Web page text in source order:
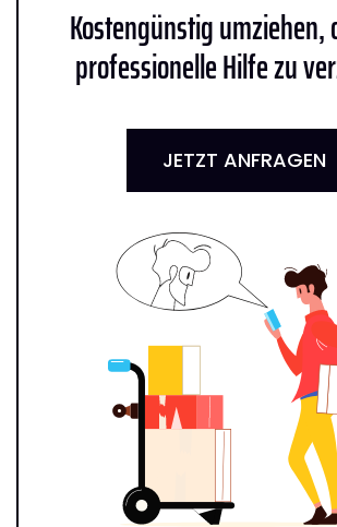
Kostengünstig umziehen,
professionelle Hilfe zu
JETZT ANFRAGEN